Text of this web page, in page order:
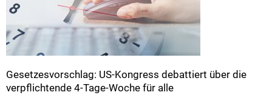
Gesetzesvorschlag: US-Kongress debattiert über die
verpflichtende 4-Tage-Woche für alle